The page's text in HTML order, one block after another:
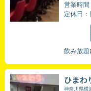
営業時間
定休日：
飲み放
ひまわ
神奈川県横